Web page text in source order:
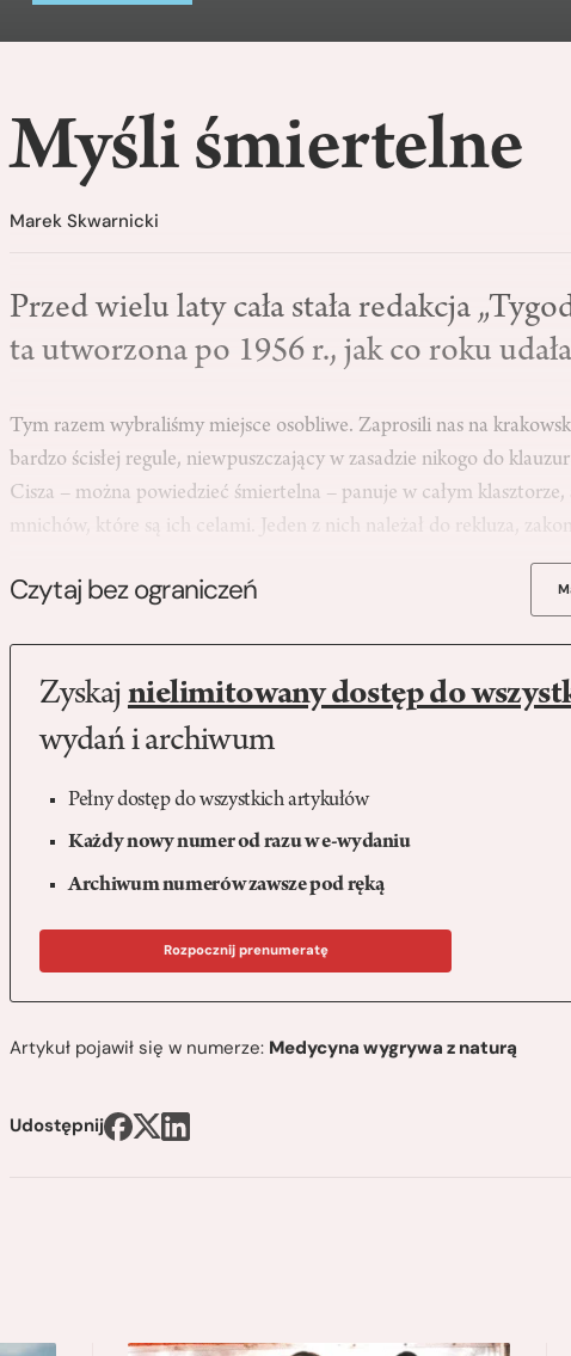
Myśli śmiertelne
Marek Skwarnicki
Przed wielu laty cała stała redakcja
ta utworzona po 1956 r., jak co roku
Tym razem wybraliśmy miejsce osobliwe. Zaprosili nas na
bardzo ścisłej regule, niewpuszczający w zasadzie nikogo do
Cisza – można powiedzieć śmiertelna – panuje w całym
mnichów, które są ich celami. Jeden z nich należał do rekluza,
Czytaj bez ograniczeń
Zyskaj nielimitowany dostęp do
wydań i archiwum
Pełny dostęp do wszystkich artykułów
Każdy nowy numer od razu w e-wydaniu
Archiwum numerów zawsze pod ręką
Rozpocznij prenumeratę
Artykuł pojawił się w numerze: Medycyna wygrywa z naturą
Udostępnij